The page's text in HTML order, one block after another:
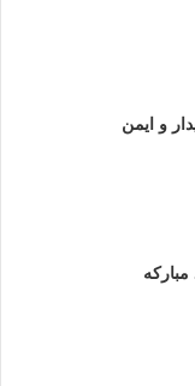
و ایمن